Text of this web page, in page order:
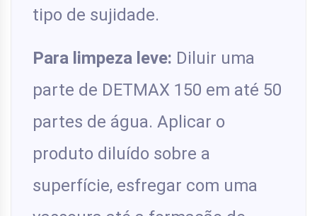
tipo de sujidade.
Para limpeza leve: Diluir uma
parte de DETMAX 150 em até 50
partes de água. Aplicar o
produto diluído sobre a
superfície, esfregar com uma